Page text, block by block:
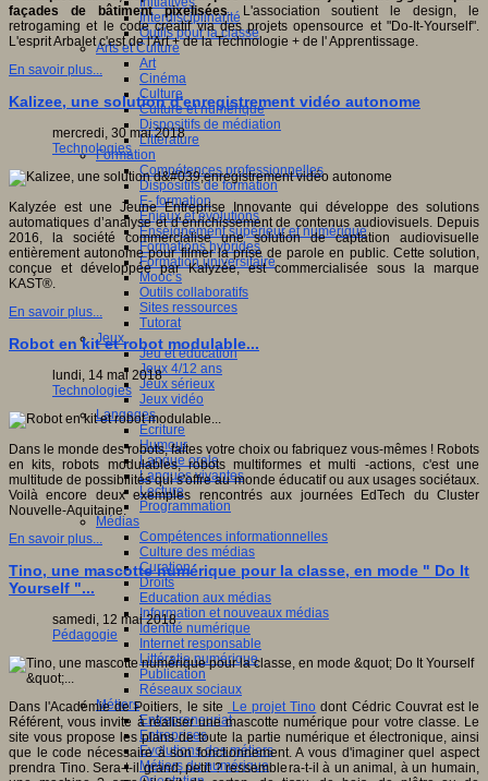
Interdisciplinarité
Outils pour la classe
Arts et Culture
Art
Cinéma
Culture
Culture et numérique
Dispositifs de médiation
Littérature
Formation
Compétences professionnelles
Dispositifs de formation
E- formation
Enjeux et évolutions
Enseignement supérieur et numérique
Formations hybrides
Formation universitaire
Mooc’s
Outils collaboratifs
Sites ressources
Tutorat
Jeux
Jeu et éducation
Jeux 4/12 ans
Jeux sérieux
Jeux vidéo
Langages
Ecriture
Humour
Langue orale
Langues vivantes
Lecture
Programmation
Médias
Compétences informationnelles
Culture des médias
Curation
Droits
Education aux médias
Information et nouveaux médias
Identité numérique
Internet responsable
Littératie numérique
Publication
Réseaux sociaux
Métiers
Entrepreneuriat
Entreprises
Evolutions des métiers
Métiers du numérique
façades de bâtiment pixelisées. L'association soutient le design, le
retrogaming et le code créatif via des projets opensource et "Do-It-Yourself".
L'esprit Arbalet c'est de l'Art + de la Technologie + de l' Apprentissage.
En savoir plus...
Kalizee, une solution d'enregistrement vidéo autonome
mercredi, 30 mai 2018
Technologies
Kalyzée est une Jeune Entreprise Innovante qui développe des solutions
automatiques d’analyse et d’enrichissement de contenus audiovisuels. Depuis
2016, la société commercialise une solution de captation audiovisuelle
entièrement autonome pour filmer la prise de parole en public. Cette solution,
conçue et développée par Kalyzée, est commercialisée sous la marque
KAST®.
En savoir plus...
Robot en kit et robot modulable...
lundi, 14 mai 2018
Technologies
Dans le monde des robots, faites votre choix ou fabriquez vous-mêmes ! Robots
en kits, robots modulables, robots multiformes et multi -actions, c'est une
multitude de possibilités qui s'offre au monde éducatif ou aux usages sociétaux.
Voilà encore deux exemples rencontrés aux journées EdTech du Cluster
Nouvelle-Aquitaine.
En savoir plus...
Tino, une mascotte numérique pour la classe, en mode " Do It
Yourself "...
samedi, 12 mai 2018
Pédagogie
Dans l'Académie de Poitiers, le site Le projet Tino dont Cédric Couvrat est le
Référent, vous invite à réaliser une mascotte numérique pour votre classe. Le
site vous propose les plans de toute la partie numérique et électronique, ainsi
que le code nécessaire à son fonctionnement. A vous d'imaginer quel aspect
prendra Tino. Sera-t-il grand, petit ? ressemblera-t-il à un animal, à un humain,